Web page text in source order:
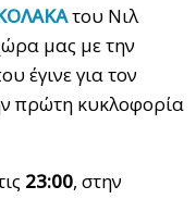
του Νιλ
μας με την
έγινε για τον
πρώτη κυκλοφορία
23:00, στην